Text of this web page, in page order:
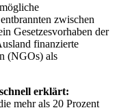
zwischen
Gesetzesvorhaben der
finanzierte
(NGOs) als
erklärt:
mehr als 20 Prozent